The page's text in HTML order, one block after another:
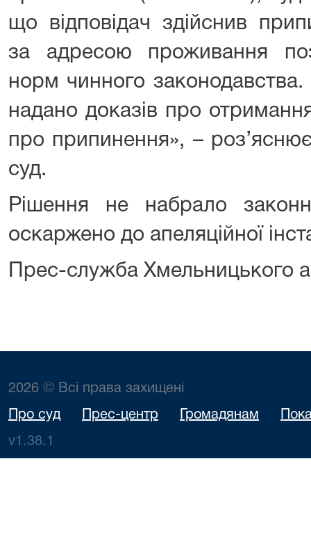
що відповідач здійснив
за адресою проживання
норм чинного законодавства.
надано доказів про
про припинення», –
суд.
Рішення не набрало
оскаржено до апеляційної
Прес-служба Хмельницького
2026 © Всі права захищені
Про суд Прес-центр Громадянам
v1.38.1